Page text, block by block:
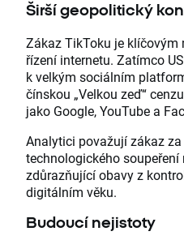
Širší geopolitický
Zákaz TikToku je
řízení internetu. Zatímco
k velkým sociálním
čínskou „Velkou zeď“
jako Google, YouTube a
Analytici považují zákaz
technologického soupeření
zdůrazňující obavy z
digitálním věku.
Budoucí nejistoty